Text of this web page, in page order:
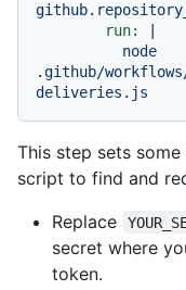
run:
|
node
.github/
deliveries.js
This step sets
script to find and
Replace
secret where
token.